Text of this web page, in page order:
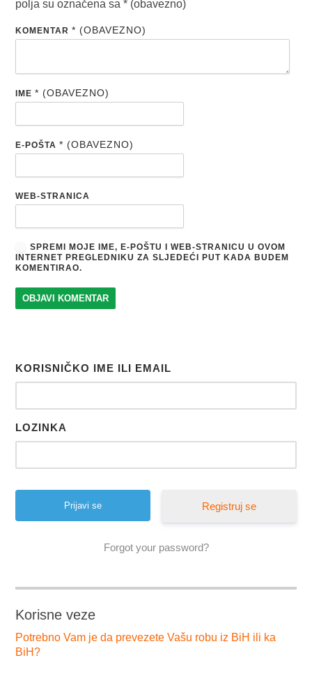
polja su označena sa* (obavezno)
KOMENTAR* (OBAVEZNO)
IME* (OBAVEZNO)
E-POŠTA* (OBAVEZNO)
WEB-STRANICA
SPREMI MOJE IME, E-POŠTU I WEB-STRANICU U OVOM
INTERNET PREGLEDNIKU ZA SLJEDEĆI PUT KADA BUDEM
KOMENTIRAO.
KORISNIČKO IME ILI EMAIL
LOZINKA
Registruj se
Forgot your password?
Korisne veze
Potrebno Vam je da prevezete Vašu robu iz BiH ili ka
BiH?